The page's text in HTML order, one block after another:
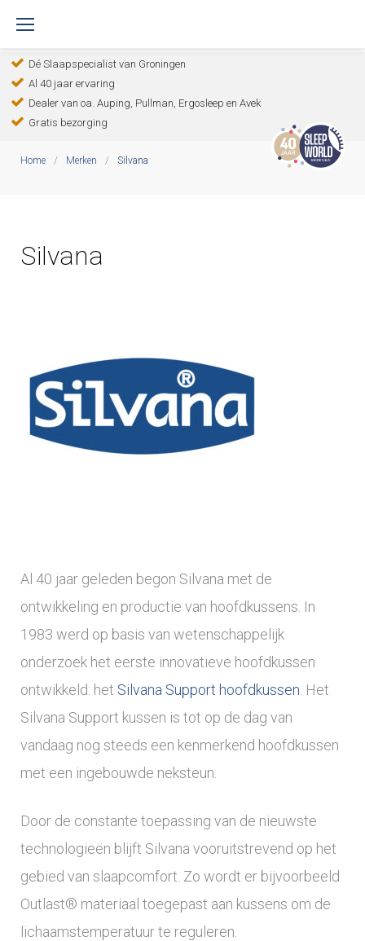
Dé Slaapspecialist van Groningen
Al 40 jaar ervaring
Dealer van oa. Auping, Pullman, Ergosleep en Avek
Gratis bezorging
Home / Merken / Silvana
Silvana
Al 40 jaar geleden begon Silvana met de
ontwikkeling en productie van hoofdkussens. In
1983 werd op basis van wetenschappelijk
onderzoek het eerste innovatieve hoofdkussen
ontwikkeld: het Silvana Support hoofdkussen . Het
Silvana Support kussen is tot op de dag van
vandaag nog steeds een kenmerkend hoofdkussen
met een ingebouwde neksteun.
Door de constante toepassing van de nieuwste
technologieën blijft Silvana vooruitstrevend op het
gebied van slaapcomfort. Zo wordt er bijvoorbeeld
Outlast® materiaal toegepast aan kussens om de
lichaamstemperatuur te reguleren.